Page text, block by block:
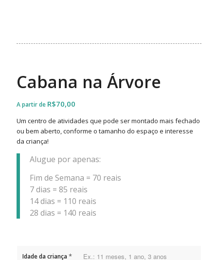
Cabana na Árvore
R$70,00
Um centro de atividades que pode ser montado mais fechado
ou bem aberto, conforme o tamanho do espaço e interesse
da criança!
Alugue por apenas:
Fim de Semana = 70 reais
7 dias = 85 reais
14 dias = 110 reais
28 dias = 140 reais
Idade da criança*